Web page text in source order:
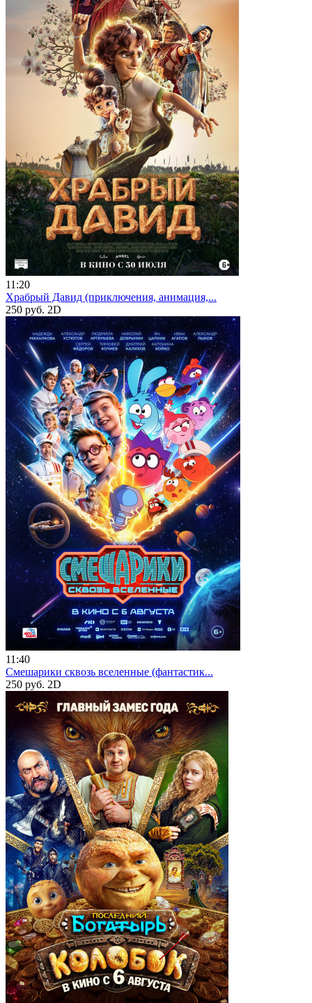
11:20
Храбрый Давид (приключения, анимация,...
250 руб. 2D
11:40
Смешарики сквозь вселенные (фантастик...
250 руб. 2D